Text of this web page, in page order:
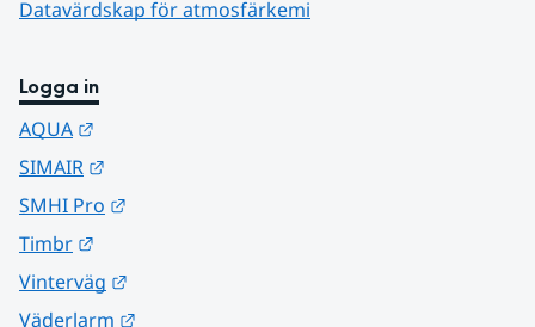
Datavärdskap för atmosfärkemi
Logga in
AQUA
SIMAIR
SMHI Pro
Timbr
Vinterväg
Väderlarm